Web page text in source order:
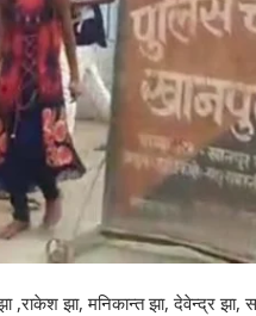
,राकेश झा, मनिकान्त झा, देवेन्द्र